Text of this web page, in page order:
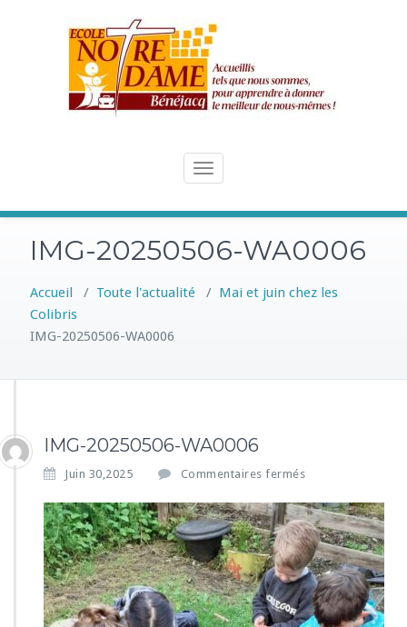
Toggle
IMG-20250506-WA0006
Accueil / Toute l'actualité / Mai et juin chez les
Colibris
IMG-20250506-WA0006
IMG-20250506-WA0006
Juin 30,2025 Commentaires fermés
r
I
M
G
-
2
0